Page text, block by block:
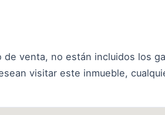
venta, no están incluidos los
visitar este inmueble,